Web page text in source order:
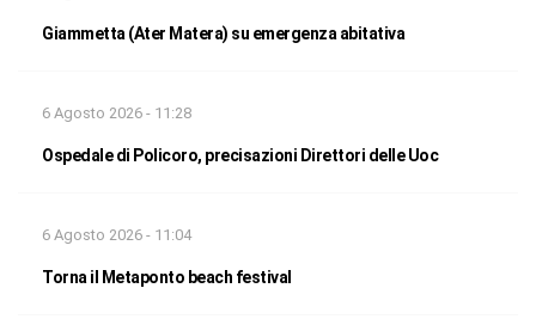
Giammetta (Ater Matera) su emergenza abitativa
6 Agosto 2026 - 11:28
Ospedale di Policoro, precisazioni Direttori delle Uoc
6 Agosto 2026 - 11:04
Torna il Metaponto beach festival